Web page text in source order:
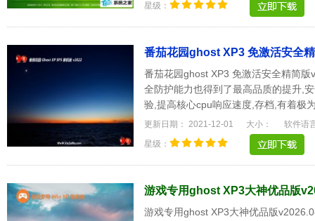
星级：
番茄花园ghost XP3 免激活安全
番茄花园ghost XP3 免激活安全精简
全防护能力也得到了最高品质的提升,
验,提高核心cpu响应速度,存档,有着极
方都是很家.....
更新日期： 2021-12-01 大小：
软件语
星级：
游戏专用ghost XP3大神优品版
游戏专用ghost XP3大神优品版